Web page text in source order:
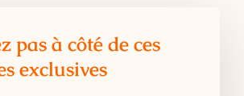
pas à côté de ces
exclusives